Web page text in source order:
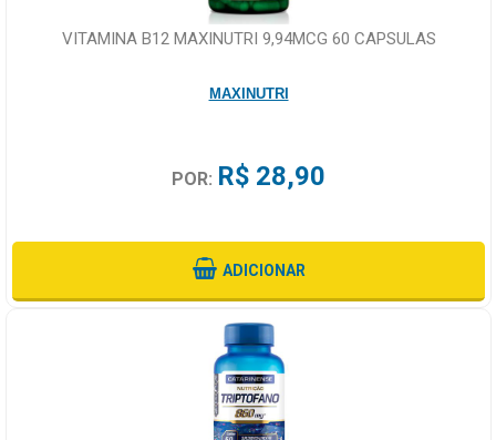
VITAMINA B12 MAXINUTRI 9,94MCG 60 CAPSULAS
MAXINUTRI
POR: R$ 28,90
ADICIONAR